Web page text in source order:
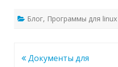
Блог, Программы для linux
Навигация
Документы для